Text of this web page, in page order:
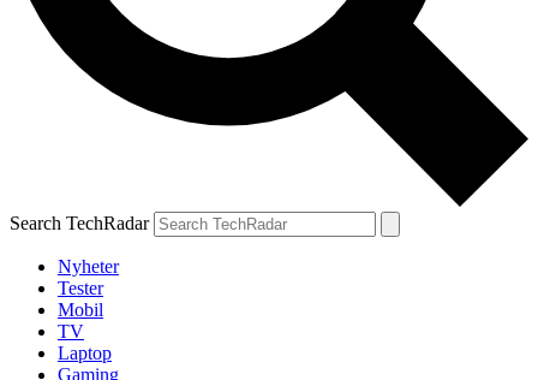
Search TechRadar
Nyheter
Tester
Mobil
TV
Laptop
Gaming